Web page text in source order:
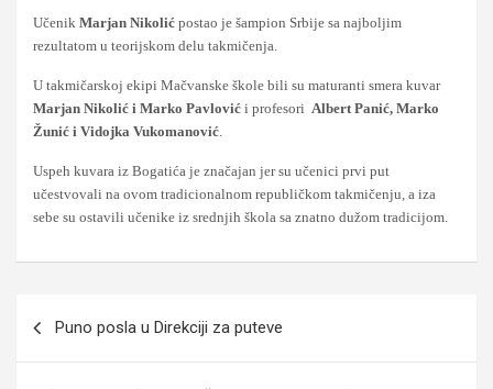
Učenik Marjan Nikolić postao je šampion Srbije sa najboljim
rezultatom u teorijskom delu takmičenja.
U takmičarskoj ekipi Mačvanske škole bili su maturanti smera kuvar
Marjan Nikolić i Marko Pavlović i profesori Albert Panić, Marko
Žunić i Vidojka Vukomanović.
Uspeh kuvara iz Bogatića je značajan jer su učenici prvi put
učestvovali na ovom tradicionalnom republičkom takmičenju, a iza
sebe su ostavili učenike iz srednjih škola sa znatno dužom tradicijom.
чланка
Puno posla u Direkciji za puteve